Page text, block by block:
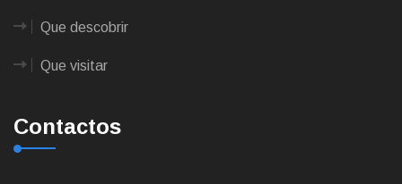
Que descobrir
Que visitar
Contactos